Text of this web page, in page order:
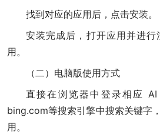
找到对应的应用后，点击安装。
安装完成后，打开应用并进
用。
（二）电脑版使用方式
直接在浏览器中登录相应
bing.com等搜索引擎中搜索关键字
用。